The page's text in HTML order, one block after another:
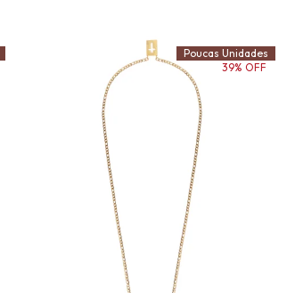
Poucas Unidades
39% OFF